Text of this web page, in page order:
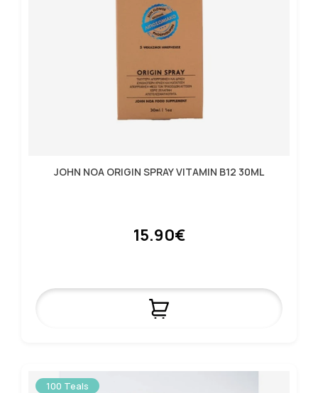
JOHN NOA ORIGIN SPRAY VITAMIN B12 30ML
15.90€
100 Teals